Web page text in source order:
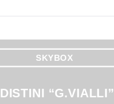
SKYBOX
DISTINI “G.VIALLI”